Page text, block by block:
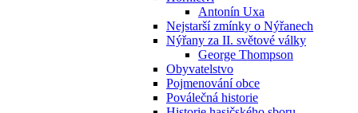
Antonín Uxa
Nejstarší zmínky o Nýřanech
Nýřany za II. světové války
George Thompson
Obyvatelstvo
Pojmenování obce
Poválečná historie